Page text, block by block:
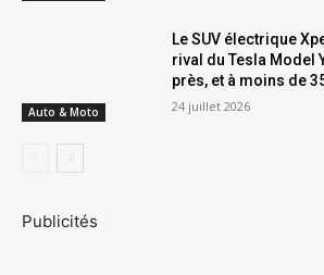
Auto & Moto
Le SUV électrique
rival du Tesla Model
près, et à moins de
24 juillet 2026
Publicités